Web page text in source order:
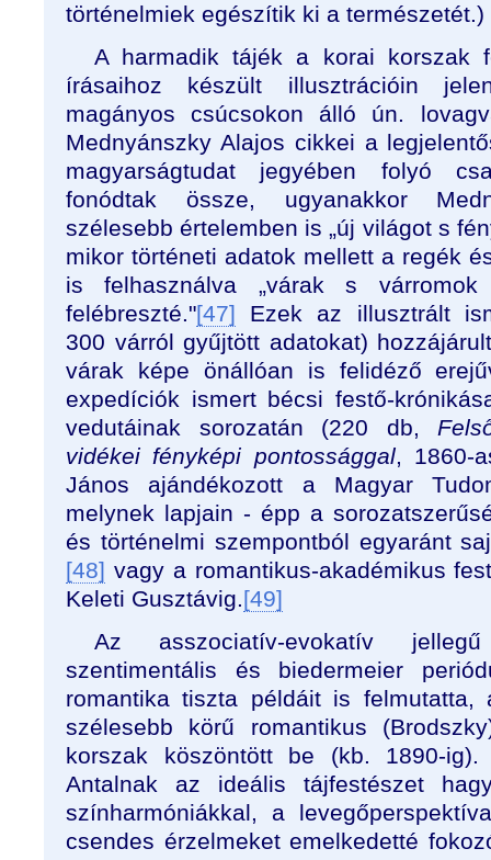
történelmiek egészítik ki a természetét.)
A harmadik tájék a korai korszak
írásaihoz készült illusztrációin
magányos csúcsokon álló ún.
Mednyánszky Alajos cikkei a
magyarságtudat jegyében folyó
fonódtak össze, ugyanakkor
szélesebb értelemben is „új világot s
mikor történeti adatok mellett a regék
is felhasználva „várak s
felébreszté."[47] Ezek az illusztrált
300 várról gyűjtött adatokat)
várak képe önállóan is felidéző
expedíciók ismert bécsi festő-
vedutáinak sorozatán (220 db,
vidékei fényképi pontossággal, 1860-
János ajándékozott a Magyar
melynek lapjain - épp a
és történelmi szempontból egyaránt
[48] vagy a romantikus-akadémikus
Keleti Gusztávig.[49]
Az asszociatív-evokatív
szentimentális és biedermeier
romantika tiszta példáit is felmutatta,
szélesebb körű romantikus
korszak köszöntött be (kb. 1890-
Antalnak az ideális tájfestészet
színharmóniákkal, a
csendes érzelmeket emelkedetté